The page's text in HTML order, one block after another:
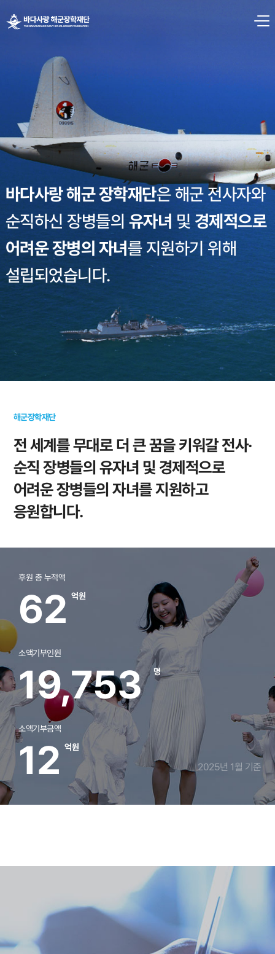
바다사랑 해군 장학재단은해군 전사자와
순직하신 장병들의 유자녀 및 경제적으로
어려운 장병의 자녀를 지원하기 위해
설립되었습니다.
바다사랑 해군 장학재단은해군 전사자와
순직하신 장병들의 유자녀 및 경제적으로
어려운 장병의 자녀를 지원하기 위해
설립되었습니다.
바다사랑 해군 장학재단은해군 전사자와
순직하신 장병들의 유자녀 및 경제적으로
어려운 장병의 자녀를 지원하기 위해
설립되었습니다.
바다사랑 해군 장학재단은해군 전사자와
순직하신 장병들의 유자녀 및 경제적으로
어려운 장병의 자녀를 지원하기 위해
설립되었습니다.
바다사랑 해군 장학재단은해군 전사자와
순직하신 장병들의 유자녀 및 경제적으로
어려운 장병의 자녀를 지원하기 위해
설립되었습니다.
바다사랑 해군 장학재단은해군 전사자와
순직하신 장병들의 유자녀 및 경제적으로
어려운 장병의 자녀를 지원하기 위해
설립되었습니다.
바다사랑 해군 장학재단은해군 전사자와
순직하신 장병들의 유자녀 및 경제적으로
어려운 장병의 자녀를 지원하기 위해
설립되었습니다.
해군장학재단
전 세계를 무대로 더 큰 꿈을 키워갈 전사·
순직 장병들의 유자녀 및 경제적으로
어려운 장병들의 자녀를 지원하고
응원합니다.
후원 총 누적액
62 억원
소액기부인원
19,753 명
소액기부금액
12 억원
2025년 1월 기준